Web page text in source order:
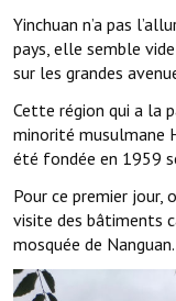
Yinchuan n’a pas
pays, elle semble
sur les grandes
Cette région qui a la
minorité musulmane
été fondée en 1959
Pour ce premier jour,
visite des bâtiments
mosquée de Nanguan.